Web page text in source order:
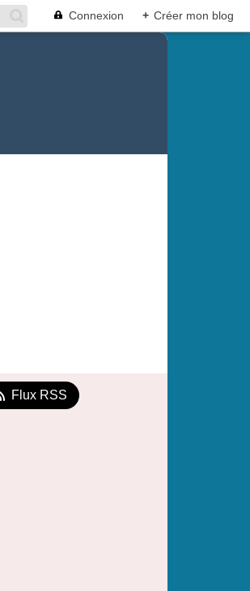
Connexion + Créer mon blog
Flux RSS